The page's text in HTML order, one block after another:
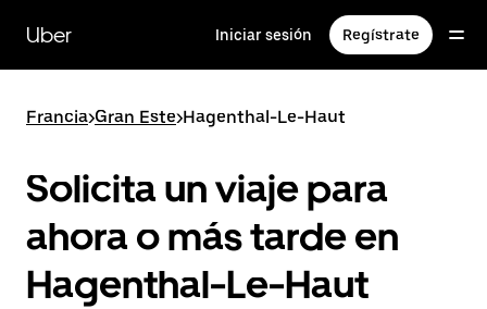
contenido
principal
Uber Iniciar sesión Regístrate
Francia>Gran Este>Hagenthal-Le-Haut
Solicita un viaje para
ahora o más tarde en
Hagenthal-Le-Haut